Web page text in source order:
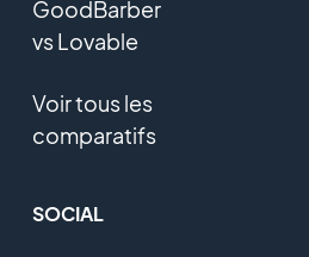
GoodBarber
vs Lovable
Voir tous les
comparatifs
SOCIAL